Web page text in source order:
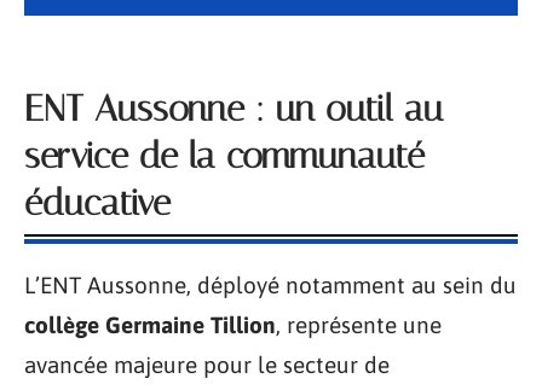
ENT Aussonne : un outil au
service de la communauté
éducative
L’ENT Aussonne, déployé notamment au sein du
collège Germaine Tillion, représente une
avancée majeure pour le secteur de